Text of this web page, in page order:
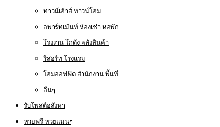
ทาวน์เฮ้าส์ ทาวน์โฮม
อพาร์ทเม้นท์ ห้องเช่า หอพัก
โรงงาน โกดัง คลังสินค้า
รีสอร์ท โรงแรม
โฮมออฟฟิต สำนักงาน พื้นที่
อื่นๆ
รับโพสต์อสังหา
หวยฟรี หวยแม่นๆ